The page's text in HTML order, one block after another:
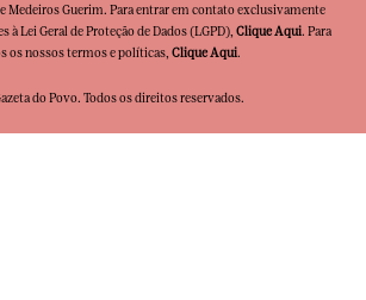
Medeiros Guerim. Para entrar em contato exclusivamente
à Lei Geral de Proteção de Dados (LGPD), Clique Aqui. Para
os nossos termos e políticas, Clique Aqui.
do Povo. Todos os direitos reservados.